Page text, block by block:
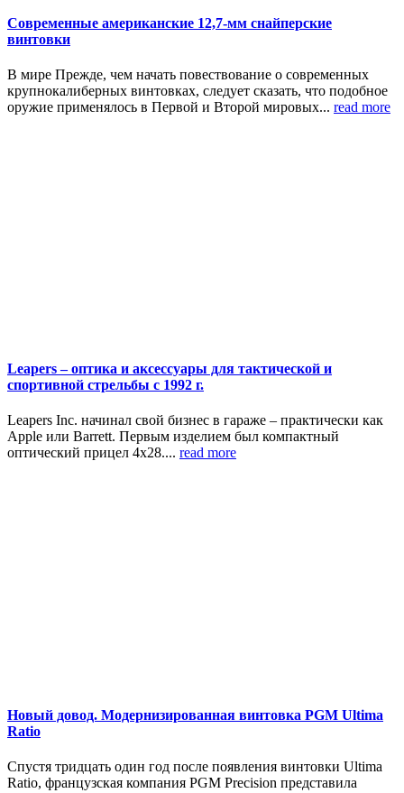
Современные американские 12,7-мм снайперские
винтовки
В мире Прежде, чем начать повествование о современных
крупнокалиберных винтовках, следует сказать, что подобное
оружие применялось в Первой и Второй мировых... read more
Leapers – оптика и аксессуары для тактической и
спортивной стрельбы с 1992 г.
Leapers Inc. начинал свой бизнес в гараже – практически как
Apple или Barrett. Первым изделием был компактный
оптический прицел 4х28.... read more
Новый довод. Модернизированная винтовка PGM Ultima
Ratio
Спустя тридцать один год после появления винтовки Ultima
Ratio, французская компания PGM Precision представила